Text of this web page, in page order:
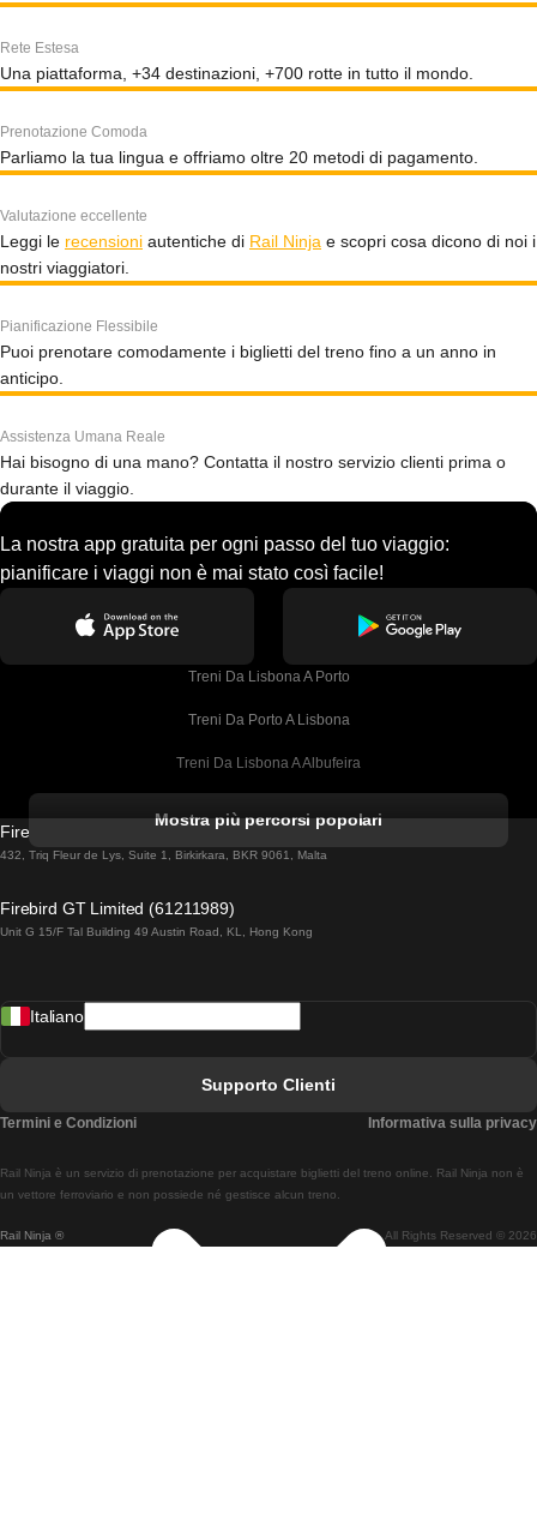
Rete Estesa
Una piattaforma, +34 destinazioni, +700 rotte in tutto il mondo.
Prenotazione Comoda
Parliamo la tua lingua e offriamo oltre 20 metodi di pagamento.
Valutazione eccellente
Leggi le recensioni autentiche di Rail Ninja e scopri cosa dicono di noi i
nostri viaggiatori.
Pianificazione Flessibile
Puoi prenotare comodamente i biglietti del treno fino a un anno in
anticipo.
Assistenza Umana Reale
Hai bisogno di una mano? Contatta il nostro servizio clienti prima o
durante il viaggio.
La nostra app gratuita per ogni passo del tuo viaggio:
pianificare i viaggi non è mai stato così facile!
Treni Da Lisbona A Porto
Treni Da Porto A Lisbona
Treni Da Lisbona A Albufeira
Treni Da Lisbona A Lagos
Treni Da Lisbona A Madrid
Treni Da Lisbon A Braga
Treni Da Braga A Lisbona
Mostra più percorsi popolari
Firebird GT Limited (OC 1451)
432, Triq Fleur de Lys, Suite 1, Birkirkara, BKR 9061, Malta
Firebird GT Limited (61211989)
Unit G 15/F Tal Building 49 Austin Road, KL, Hong Kong
Rail Ninja ® All Rights Reserved © 2026
Rail Ninja è un servizio di prenotazione per acquistare biglietti del treno online. Rail Ninja non è
un vettore ferroviario e non possiede né gestisce alcun treno.
Italiano
Supporto Clienti
Termini e Condizioni Informativa sulla privacy